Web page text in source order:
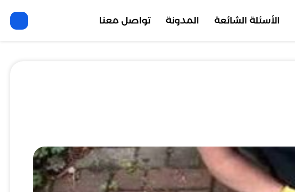
الأسئلة الشائعة المدونة تواصل معنا